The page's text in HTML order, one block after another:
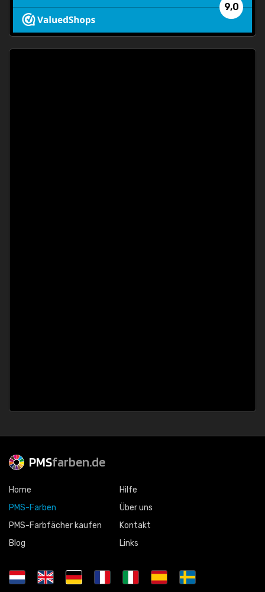
9,0
PMSfarben.de
Home
PMS-Farben
PMS-Farbfächer kaufen
Blog
Hilfe
Über uns
Kontakt
Links